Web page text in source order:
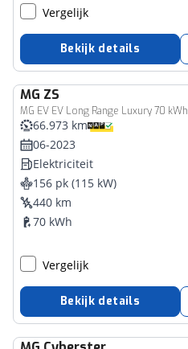
Vergelijk
Bekijk details
MG ZS
MG EV EV Long Range Luxury 70 kWh
66.973 km
06-2023
Elektriciteit
156 pk (115 kW)
440 km
70 kWh
Vergelijk
Bekijk details